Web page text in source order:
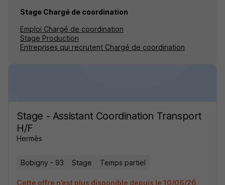
Stage Chargé de coordination
Emploi Chargé de coordination
Stage Production
Entreprises qui recrutent Chargé de coordination
Stage - Assistant Coordination Transport
H/F
Hermès
Bobigny - 93 Stage Temps partiel
Cette offre n’est plus disponible depuis le 10/06/26